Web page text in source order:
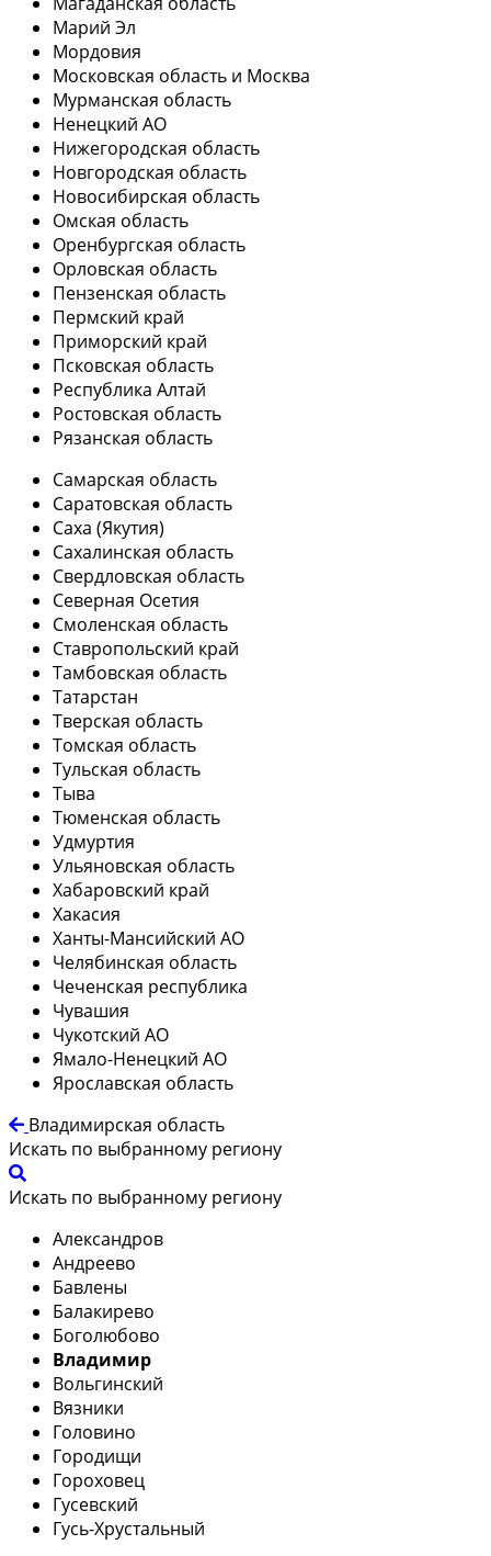
Марий Эл
Мордовия
Московская область и Москва
Мурманская область
Ненецкий АО
Нижегородская область
Новгородская область
Новосибирская область
Омская область
Оренбургская область
Орловская область
Пензенская область
Пермский край
Приморский край
Псковская область
Республика Алтай
Ростовская область
Рязанская область
Самарская область
Саратовская область
Саха (Якутия)
Сахалинская область
Свердловская область
Северная Осетия
Смоленская область
Ставропольский край
Тамбовская область
Татарстан
Тверская область
Томская область
Тульская область
Тыва
Тюменская область
Удмуртия
Ульяновская область
Хабаровский край
Хакасия
Ханты-Мансийский АО
Челябинская область
Чеченская республика
Чувашия
Чукотский АО
Ямало-Ненецкий АО
Ярославская область
Владимирская область
Искать по выбранному региону
Искать по выбранному региону
Александров
Андреево
Бавлены
Балакирево
Боголюбово
Владимир
Вольгинский
Вязники
Головино
Городищи
Гороховец
Гусевский
Гусь-Хрустальный